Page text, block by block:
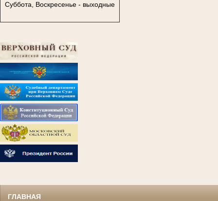
Суббота, Воскресенье - выходные
ГЛАВНАЯ